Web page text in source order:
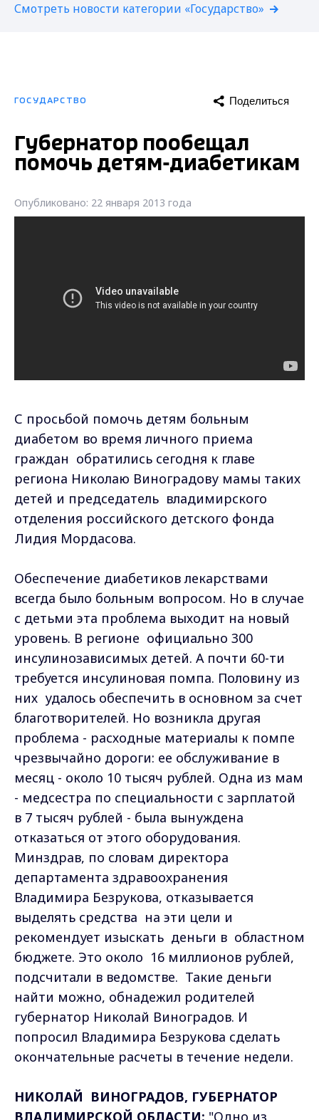
Смотреть новости категории «Государство»
ГОСУДАРСТВО Поделиться
Губернатор пообещал
помочь детям-диабетикам
Опубликовано: 22 января 2013 года
С просьбой помочь детям больным
диабетом во время личного приема
граждан обратились сегодня к главе
региона Николаю Виноградову мамы таких
детей и председатель владимирского
отделения российского детского фонда
Лидия Мордасова.
Обеспечение диабетиков лекарствами
всегда было больным вопросом. Но в случае
с детьми эта проблема выходит на новый
уровень. В регионе официально 300
инсулинозависимых детей. А почти 60-ти
требуется инсулиновая помпа. Половину из
них удалось обеспечить в основном за счет
благотворителей. Но возникла другая
проблема - расходные материалы к помпе
чрезвычайно дороги: ее обслуживание в
месяц - около 10 тысяч рублей. Одна из мам
- медсестра по специальности с зарплатой
в 7 тысяч рублей - была вынуждена
отказаться от этого оборудования.
Минздрав, по словам директора
департамента здравоохранения
Владимира Безрукова, отказывается
выделять средства на эти цели и
рекомендует изыскать деньги в областном
бюджете. Это около 16 миллионов рублей,
подсчитали в ведомстве. Такие деньги
найти можно, обнадежил родителей
губернатор Николай Виноградов. И
попросил Владимира Безрукова сделать
окончательные расчеты в течение недели.
НИКОЛАЙ ВИНОГРАДОВ, ГУБЕРНАТОР
ВЛАДИМИРСКОЙ ОБЛАСТИ: "Одно из